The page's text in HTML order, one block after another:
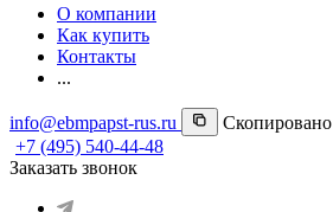
О компании
Как купить
Контакты
...
info@ebmpapst-rus.ru
Скопировано
+7 (495) 540-44-48
Заказать звонок